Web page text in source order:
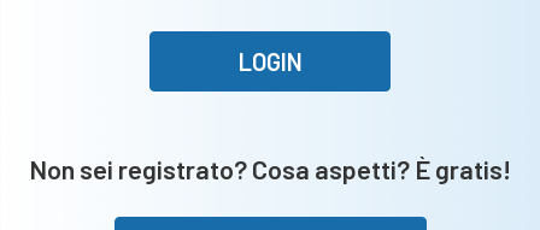
LOGIN
Non sei registrato? Cosa aspetti? È gratis!